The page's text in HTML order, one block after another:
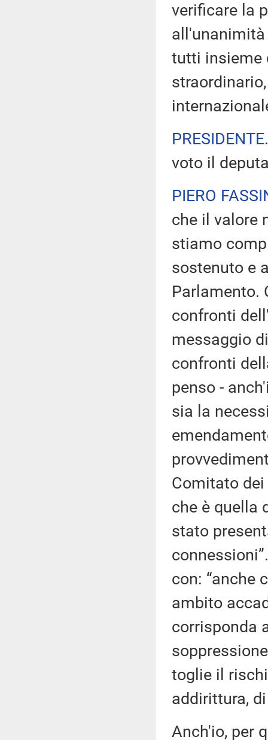
verificare la
all'unanimità
tutti insieme
PRESIDENTE
voto il
PIERO
che il valore
stiamo
sostenuto e
Parlamento.
confronti
messaggio
confronti
penso -
sia la
Comitato
che è quella
stato
con: “anche
ambito
corrisponda
toglie il
addirittura,
Anch'io, per